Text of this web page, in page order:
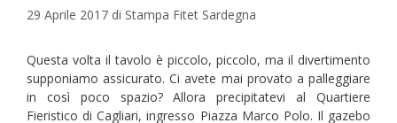
29 Aprile 2017 di Stampa Fitet Sardegna
Questa volta il tavolo è piccolo, piccolo, ma il divertimento
supponiamo assicurato. Ci avete mai provato a palleggiare
in così poco spazio? Allora precipitatevi al Quartiere
Fieristico di Cagliari, ingresso Piazza Marco Polo. Il gazebo